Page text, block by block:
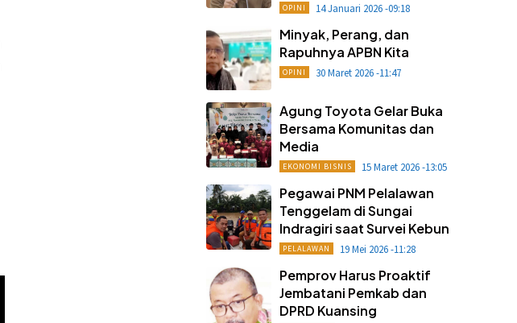
OPINI 14 Januari 2026 -09:18
Minyak, Perang, dan
Rapuhnya APBN Kita
OPINI 30 Maret 2026 -11:47
Agung Toyota Gelar Buka
Bersama Komunitas dan
Media
EKONOMI BISNIS 15 Maret 2026 -13:05
Pegawai PNM Pelalawan
Tenggelam di Sungai
Indragiri saat Survei Kebun
PELALAWAN 19 Mei 2026 -11:28
Pemprov Harus Proaktif
Jembatani Pemkab dan
DPRD Kuansing